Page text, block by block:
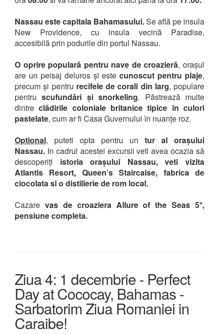
Nassau este capitala Bahamasului.Se află pe insula
New Providence, cu insula vecină Paradise,
accesibilă prin podurile din portul Nassau.
O oprire populară pentru nave de croazieră, orașul
are un peisaj deluros și estecunoscut pentru plaje,
precum și pentru recifele de corali din larg, populare
pentruscufundări și snorkeling. Păstrează multe
dintreclădirile coloniale britanice tipice în culori
pastelate, cum ar fi Casa Guvernului în nuanțe roz.
Optional, puteti opta pentru un tur al orașului
Nassau. In cadrul acestei excursii veti avea ocazia să
descoperiți istoria orașului Nassau, veti vizita
Atlantis Resort, Queen’s Staircaise, fabrica de
ciocolata si o distilierie de rom local.
Cazare vas de croaziera Allure of the Seas 5*,
pensiune completa.
Ziua 4: 1 decembrie - Perfect
Day at Cococay, Bahamas -
Sarbatorim Ziua Romaniei in
Caraibe!